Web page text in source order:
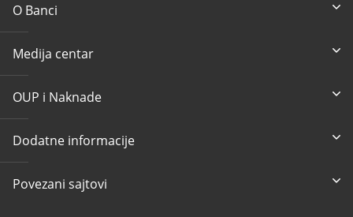
O Banci
Medija centar
OUP i Naknade
Dodatne informacije
Povezani sajtovi